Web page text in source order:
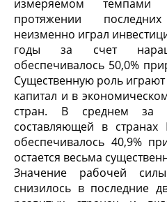
измеряемом
протяжении
неизменно играл
годы за счет
обеспечивалось 50,0%
Существенную роль
капитал и в
стран. В среднем за
составляющей в
обеспечивалось 40,9%
остается весьма
Значение рабочей
снизилось в последние